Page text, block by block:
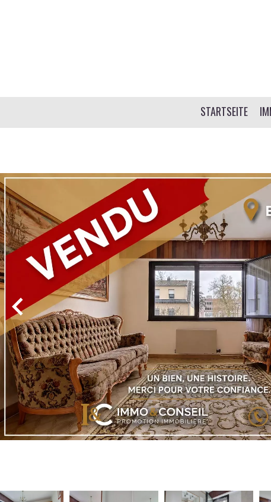
STARTSEITE